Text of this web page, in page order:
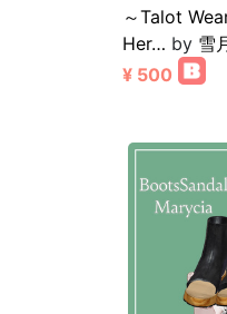
～Talot
Her… by 雪
¥ 500